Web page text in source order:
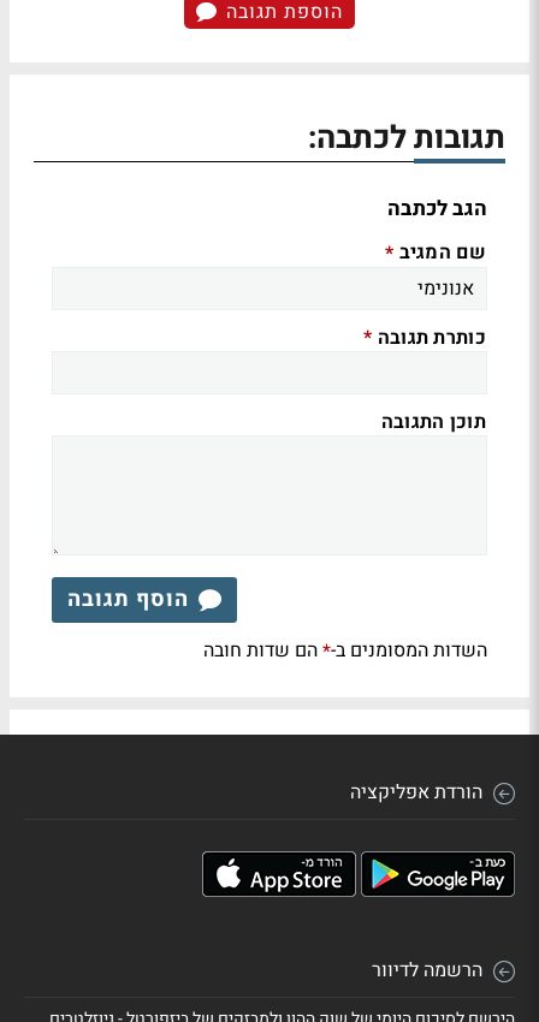
הוספת תגובה
תגובות לכתבה:
הגב לכתבה
שם המגיב *
כותרת תגובה *
תוכן התגובה
הוסף תגובה
השדות המסומנים ב-*הם שדות חובה
הורדת אפליקציה
הרשמה לדיוור